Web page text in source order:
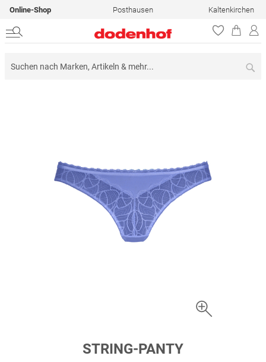
Online-Shop Posthausen Kaltenkirchen
STRING-PANTY